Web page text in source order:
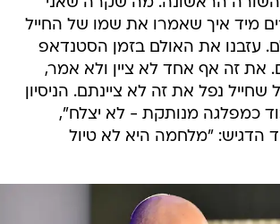
הראשונה. מה שקרה שאני
מיד איך שאמרו את שמו של החייל
עזבנו את האולם בזמן הסטנדאפ
את זה אף אחד לא ציין ולא אמר,
שחייל נפל את זה לא ציינתם. הניסיון
כמפלגה מנותקת - לא יצלח",
הדגיש: "מלחמה היא לא טיול